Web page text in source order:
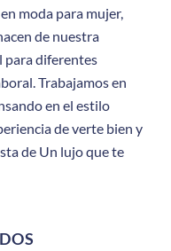
moda para mujer,
de nuestra
para diferentes
Trabajamos en
en el estilo
de verte bien y
de Un lujo que te